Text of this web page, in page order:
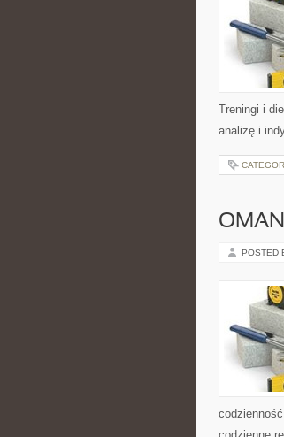
Treningi i
analizę i
OMAN
POSTED